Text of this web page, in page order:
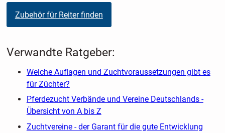
Zubehör für Reiter finden
Verwandte Ratgeber:
Welche Auflagen und Zuchtvoraussetzungen gibt es
für Züchter?
Pferdezucht Verbände und Vereine Deutschlands -
Übersicht von A bis Z
Zuchtvereine - der Garant für die gute Entwicklung